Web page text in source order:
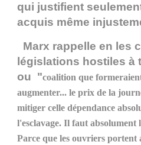
qui justifient
acquis même
Marx rappelle en les
législations hostiles à
ou "coalition que
augmenter... le prix de la
mitiger celle dépendance
l'esclavage. Il faut
Parce que les ouvriers portent